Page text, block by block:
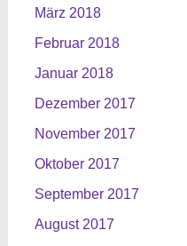
März 2018
Februar 2018
Januar 2018
Dezember 2017
November 2017
Oktober 2017
September 2017
August 2017